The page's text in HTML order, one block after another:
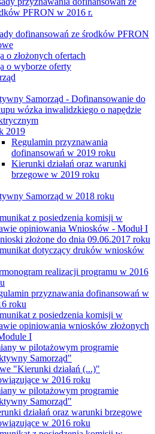
PFRON w 2016 r.
dofinansowań ze środków PFRON
o złożonych ofertach
o wyborze oferty
Samorząd - Dofinansowanie do
wózka inwalidzkiego o napędzie
2019
Regulamin przyznawania
dofinansowań w 2019 roku
Kierunki działań oraz warunki
brzegowe w 2019 roku
Samorząd w 2018 roku
z posiedzenia komisji w
opiniowania Wniosków - Moduł I
złożone do dnia 09.06.2017 roku
dotyczący druków wniosków
realizacji programu w 2016
przyznawania dofinansowań w
roku
z posiedzenia komisji w
opiniowania wniosków złożonych
I
w pilotażowym programie
Samorząd"
"Kierunki działań (...)"
w 2016 roku
w pilotażowym programie
Samorząd"
działań oraz warunki brzegowe
w 2016 roku